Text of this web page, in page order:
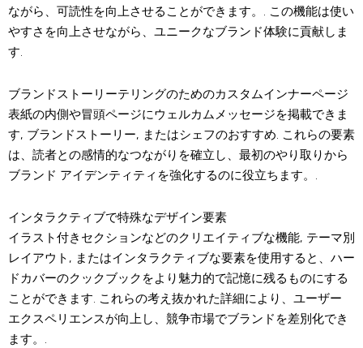
ながら、可読性を向上させることができます。. この機能は使い
やすさを向上させながら、ユニークなブランド体験に貢献しま
す.
ブランドストーリーテリングのためのカスタムインナーページ
表紙の内側や冒頭ページにウェルカムメッセージを掲載できま
す, ブランドストーリー, またはシェフのおすすめ. これらの要素
は、読者との感情的なつながりを確立し、最初のやり取りから
ブランド アイデンティティを強化するのに役立ちます。.
インタラクティブで特殊なデザイン要素
イラスト付きセクションなどのクリエイティブな機能, テーマ別
レイアウト, またはインタラクティブな要素を使用すると、ハー
ドカバーのクックブックをより魅力的で記憶に残るものにする
ことができます. これらの考え抜かれた詳細により、ユーザー
エクスペリエンスが向上し、競争市場でブランドを差別化でき
ます。.